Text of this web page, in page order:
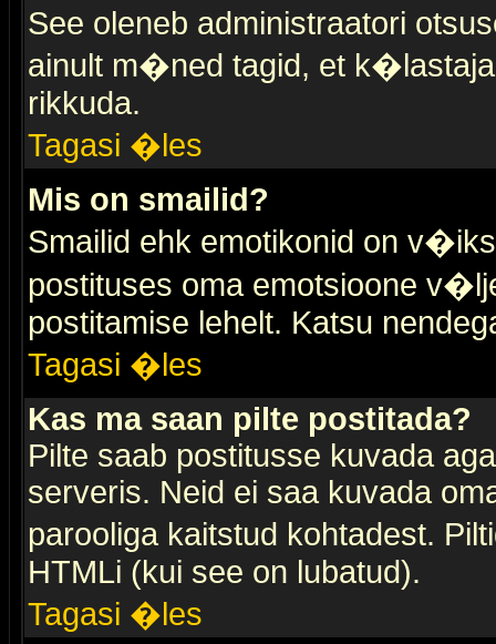
See oleneb administraatori
ainult m�ned tagid, et
rikkuda.
Tagasi �les
Mis on smailid?
Smailid ehk emotikonid on
postituses oma emotsioone
postitamise lehelt. Katsu
Tagasi �les
Kas ma saan pilte postitada?
Pilte saab postitusse kuvada
serveris. Neid ei saa kuvada
parooliga kaitstud kohtadest.
HTMLi (kui see on lubatud).
Tagasi �les